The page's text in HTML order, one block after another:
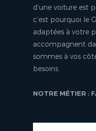
d’une voiture est
c’est pourquoi le
adaptées à votre
accompagnent
sommes à vos
besoins.
NOTRE MÉTIER :